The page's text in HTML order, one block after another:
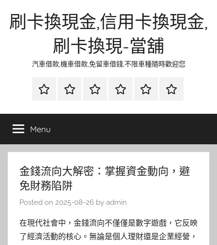
刷卡換現金,信用卡換現金,
刷卡換現-當舖
汽車借款,機車借款,免留車借錢,不限車種隨時歡迎您
首
當
金
網
資
流
時
環
清
聯
徵
Menu
金錢流向大解密：掌握資金動向，避
免財務陷阱
Posted on 2025-08-26 by admin
在現代社會中，金錢流向不僅僅是數字遊戲，它反映
了經濟活動的核心。無論是個人理財還是企業經營，